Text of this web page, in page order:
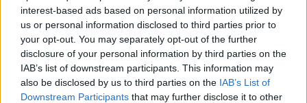
interest-based ads based on personal information utilized by
us or personal information disclosed to third parties prior to
your opt-out. You may separately opt-out of the further
disclosure of your personal information by third parties on the
IAB’s list of downstream participants. This information may
also be disclosed by us to third parties on the IAB’s List of
Downstream Participants that may further disclose it to other
[ΠΗΓΗ]
ΔΙΑΦΗΜΙΣΗ